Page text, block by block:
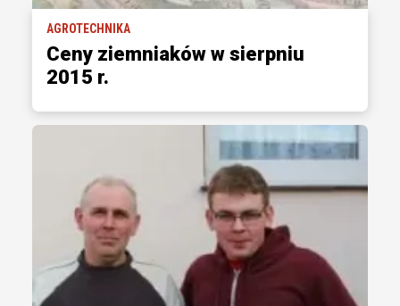
AGROTECHNIKA
Ceny ziemniaków w sierpniu
2015 r.